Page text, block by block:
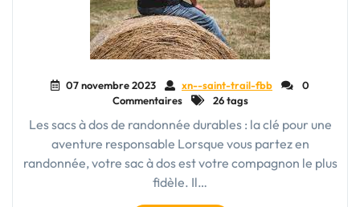
07 novembre 2023 xn--saint-trail-fbb
0
Commentaires
26 tags
Les sacs à dos de randonnée durables : la clé pour une
aventure responsable Lorsque vous partez en
randonnée, votre sac à dos est votre compagnon le plus
fidèle. Il…